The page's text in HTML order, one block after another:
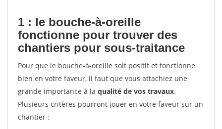
1 : le bouche-à-oreille
fonctionne pour trouver des
chantiers pour sous-traitance
Pour que le bouche-à-oreille soit positif et fonctionne
bien en votre faveur, il faut que vous attachiez une
grande importance à la qualité de vos travaux.
Plusieurs critères pourront jouer en votre faveur sur un
chantier :